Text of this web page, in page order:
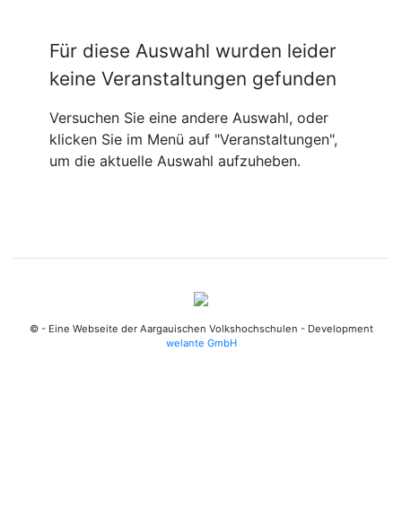
Für diese Auswahl wurden leider
keine Veranstaltungen gefunden
Versuchen Sie eine andere Auswahl, oder
klicken Sie im Menü auf "Veranstaltungen",
um die aktuelle Auswahl aufzuheben.
© - Eine Webseite der Aargauischen Volkshochschulen - Development
welante GmbH